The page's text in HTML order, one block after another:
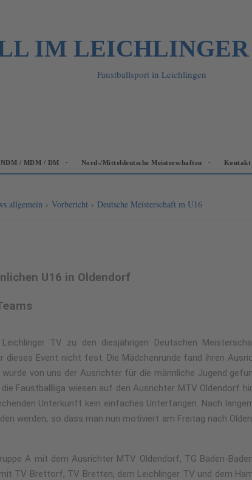
IM
Faustballsport in Leichlingen
NDM / MDM / DM Nord-/Mitteldeutsche Meisterschaften Kontakt
allgemein › Vorbericht › Deutsche Meisterschaft m U16
U16 in Oldendorf
TV zu den diesjährigen Deutschen
dieses Event nicht fest. Die Mädchenrunde fand ihren
von uns der Ausrichter für die männliche Jugend
Faustballliga wiesen auf den Ausrichter MTV Oldendorf
Unterkunft kein einfaches Unterfangen. Nach
werden, so dass man nun motiviert am Freitag nach
A mit dem Ausrichter MTV Oldendorf, TG Baden-
TV Brettorf, TV Bretten, dem Leichlinger TV und dem